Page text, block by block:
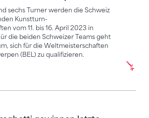
sechs Turner werden die Schweiz
Kunstturn-
vom 11. bis 16. April 2023 in
die beiden Schweizer Teams geht
sich für die Weltmeisterschaften
(BEL) zu qualifizieren.
gewinnen letzte EM-